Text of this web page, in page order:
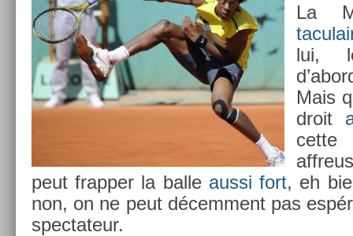
La
lui,
Mais
droit
peut frapp­er la balle aussi fort, eh
non, on ne peut décem­ment pas
spec­tateur.